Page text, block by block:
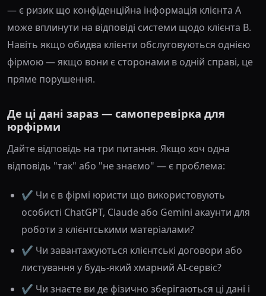
— є ризик що конфіденційна інформація клієнта A
може вплинути на відповіді системи щодо клієнта B.
Навіть якщо обидва клієнти обслуговуються однією
фірмою — якщо вони є сторонами в одній справі, це
пряме порушення.
Де ці дані зараз — самоперевірка для
юрфірми
Дайте відповідь на три питання. Якщо хоч одна
відповідь "так" або "не знаємо" — є проблема:
✔️ Чи є в фірмі юристи що використовують
особисті ChatGPT, Claude або Gemini акаунти для
роботи з клієнтськими матеріалами?
✔️ Чи завантажуються клієнтські договори або
листування у будь-який хмарний AI-сервіс?
✔️ Чи знаєте ви де фізично зберігаються ці дані і